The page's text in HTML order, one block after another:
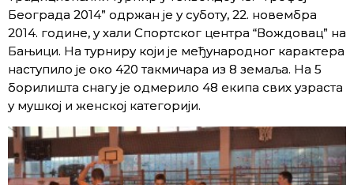
Београда 2014” одржан је у суботу, 22. новембра
2014. године, у хали Спортског центра “Вождовац” на
Бањици. На турниру који је међународног карактера
наступило је око 420 такмичара из 8 земаља. На 5
борилишта снагу је одмерило 48 екипа свих узраста
у мушкој и женској категорији.